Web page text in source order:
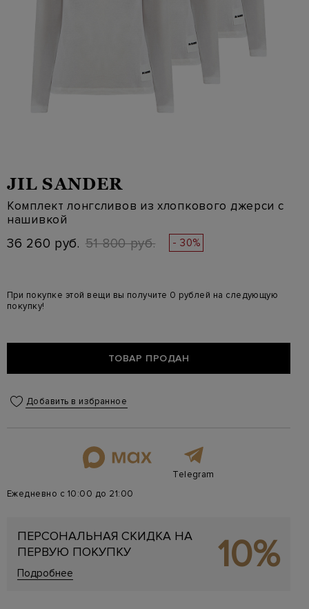
JIL SANDER
Комплект лонгсливов из хлопкового джерси с
нашивкой
36 260 руб. 51 800 руб. - 30%
При покупке этой вещи вы получите 0 рублей на следующую
покупку!
ТОВАР ПРОДАН
Добавить в избранное
Telegram
Ежедневно с 10:00 до 21:00
ПЕРСОНАЛЬНАЯ СКИДКА НА
ПЕРВУЮ ПОКУПКУ
Подробнее 10%